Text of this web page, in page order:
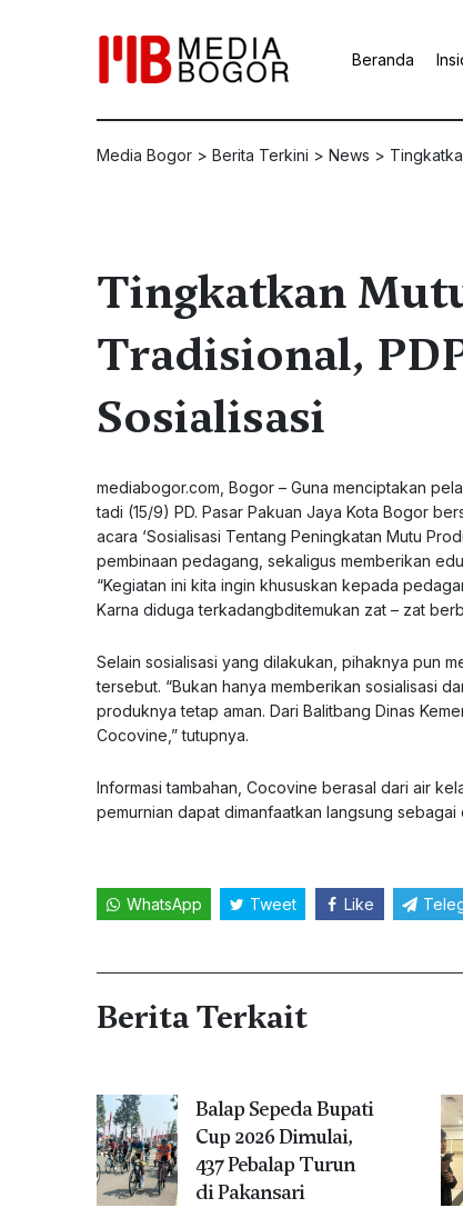
Beranda
Media Bogor > Berita Terkini > News >
Tingkatkan
Tradisional,
Sosialisasi
mediabogor.com, Bogor – Guna menciptakan
tadi (15/9) PD. Pasar Pakuan Jaya Kota Bogor
acara ‘Sosialisasi Tentang Peningkatan Mutu
pembinaan pedagang, sekaligus memberikan
“Kegiatan ini kita ingin khususkan kepada
Karna diduga terkadangbditemukan zat – zat
Selain sosialisasi yang dilakukan, pihaknya pun
tersebut. “Bukan hanya memberikan sosialisasi
produknya tetap aman. Dari Balitbang Dinas
Cocovine,” tutupnya.
Informasi tambahan, Cocovine berasal dari air
pemurnian dapat dimanfaatkan langsung sebagai
WhatsApp Tweet Like
Berita Terkait
Balap Sepeda Bupati
Cup 2026 Dimulai,
437 Pebalap Turun
di Pakansari